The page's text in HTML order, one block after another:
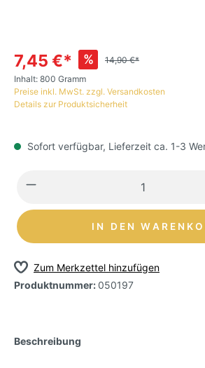
7,45 €* %
14,90 €*
Inhalt: 800 Gramm
Preise inkl. MwSt. zzgl. Versandkosten
Details zur Produktsicherheit
Sofort verfügbar, Lieferzeit ca. 1-3
IN DEN
Zum Merkzettel hinzufügen
Produktnummer: 050197
Beschreibung